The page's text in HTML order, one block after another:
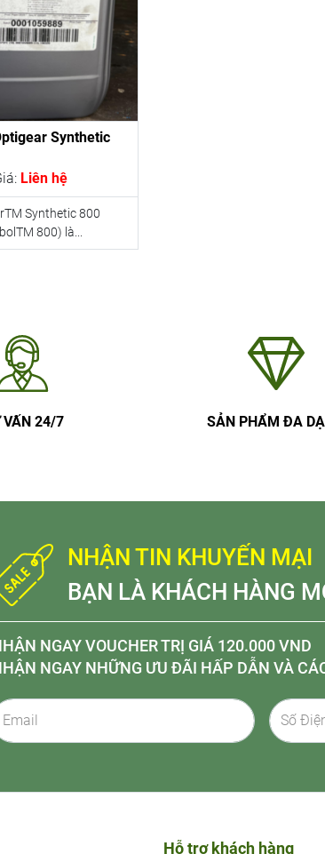
Synthetic
Liên hệ
Synthetic 800
800) là...
VẤN 24/7 SẢN PHẨM ĐA
NHẬN TIN KHUYẾN MẠI
BẠN LÀ KHÁCH HÀNG
NGAY VOUCHER TRỊ GIÁ 120.000 VND
NGAY NHỮNG ƯU ĐÃI HẤP DẪN VÀ
Hỗ trợ khách hàng